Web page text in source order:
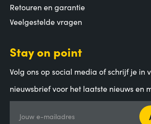
Retouren en garantie
Veelgestelde vragen
Stay on point
Volg ons op social media of schrijf je in
nieuwsbrief voor het laatste nieuws en
Jouw e-mailadres